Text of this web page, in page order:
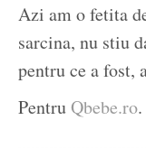
Azi am o fetita
sarcina, nu stiu
pentru ce a fost,
PentruQbebe.ro.